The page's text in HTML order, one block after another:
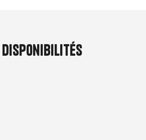
Disponibilités